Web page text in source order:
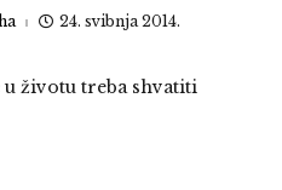
24. svibnja 2014.
životu treba shvatiti